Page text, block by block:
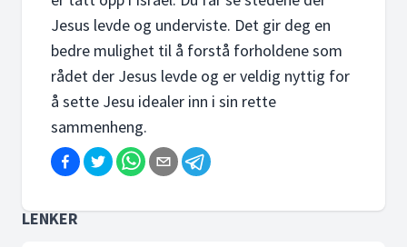
Jesus levde og underviste. Det gir deg en
bedre mulighet til å forstå forholdene som
rådet der Jesus levde og er veldig nyttig for
å sette Jesu idealer inn i sin rette
sammenheng.
LENKER